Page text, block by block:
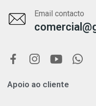
Email contacto
Apoio ao cliente